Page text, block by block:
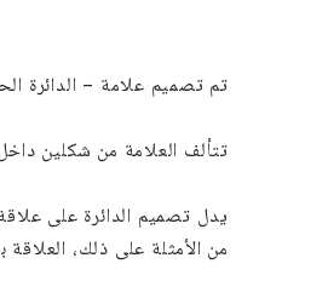
تم تصميم علامة – الدائرة الحاضنة -
تتألف العلامة من شكلين داخل
يدل تصميم الدائرة على
من الأمثلة على ذلك،